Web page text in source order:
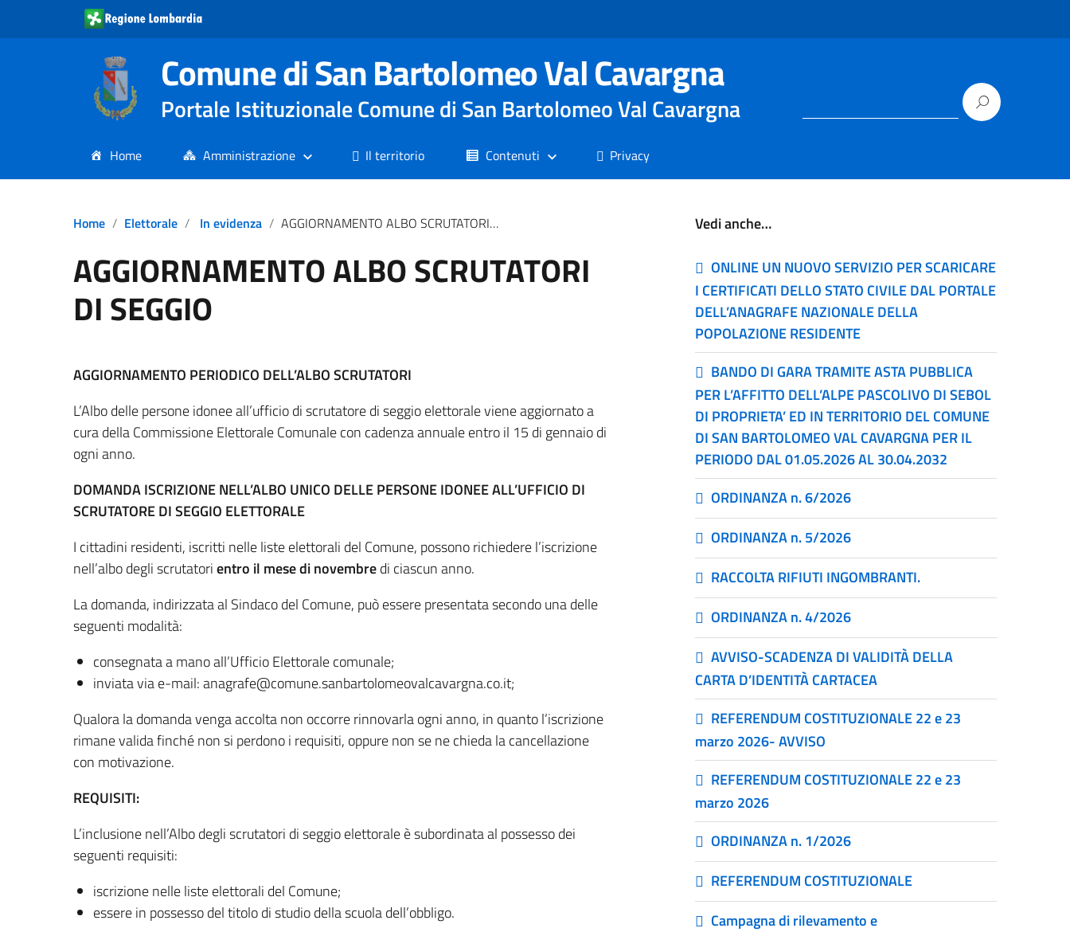
Comune di San Bartolomeo Val Cavargna
Portale Istituzionale Comune di San Bartolomeo Val Cavargna
Home Amministrazione Il territorio Contenuti Privacy
Home Elettorale In evidenza AGGIORNAMENTO ALBO SCRUTATORI DI SEGGIO
AGGIORNAMENTO ALBO SCRUTATORI
DI SEGGIO
AGGIORNAMENTO PERIODICO DELL’ALBO SCRUTATORI
L’Albo delle persone idonee all’ufficio di scrutatore di seggio elettorale viene aggiornato a
cura della Commissione Elettorale Comunale con cadenza annuale entro il 15 di gennaio di
ogni anno.
DOMANDA ISCRIZIONE NELL’ALBO UNICO DELLE PERSONE IDONEE ALL’UFFICIO DI
SCRUTATORE DI SEGGIO ELETTORALE
I cittadini residenti, iscritti nelle liste elettorali del Comune, possono richiedere l’iscrizione
nell’albo degli scrutatorientro il mese di novembredi ciascun anno.
La domanda, indirizzata al Sindaco del Comune, può essere presentata secondo una delle
seguenti modalità:
consegnata a mano all’Ufficio Elettorale comunale;
inviata via e-mail: anagrafe@comune.sanbartolomeovalcavargna.co.it;
Qualora la domanda venga accolta non occorre rinnovarla ogni anno, in quanto l’iscrizione
rimane valida finché non si perdono i requisiti, oppure non se ne chieda la cancellazione
con motivazione.
REQUISITI:
L’inclusione nell’Albo degli scrutatori di seggio elettorale è subordinata al possesso dei
seguenti requisiti:
iscrizione nelle liste elettorali del Comune;
essere in possesso del titolo di studio della scuola dell’obbligo.
Vedi anche…
ONLINE UN NUOVO SERVIZIO PER SCARICARE
I CERTIFICATI DELLO STATO CIVILE DAL PORTALE
DELL’ANAGRAFE NAZIONALE DELLA
POPOLAZIONE RESIDENTE
BANDO DI GARA TRAMITE ASTA PUBBLICA
PER L’AFFITTO DELL’ALPE PASCOLIVO DI SEBOL
DI PROPRIETA’ ED IN TERRITORIO DEL COMUNE
DI SAN BARTOLOMEO VAL CAVARGNA PER IL
PERIODO DAL 01.05.2026 AL 30.04.2032
ORDINANZA n. 6/2026
ORDINANZA n. 5/2026
RACCOLTA RIFIUTI INGOMBRANTI.
ORDINANZA n. 4/2026
AVVISO-SCADENZA DI VALIDITÀ DELLA
CARTA D’IDENTITÀ CARTACEA
REFERENDUM COSTITUZIONALE 22 e 23
marzo 2026- AVVISO
REFERENDUM COSTITUZIONALE 22 e 23
marzo 2026
ORDINANZA n. 1/2026
REFERENDUM COSTITUZIONALE
Campagna di rilevamento e